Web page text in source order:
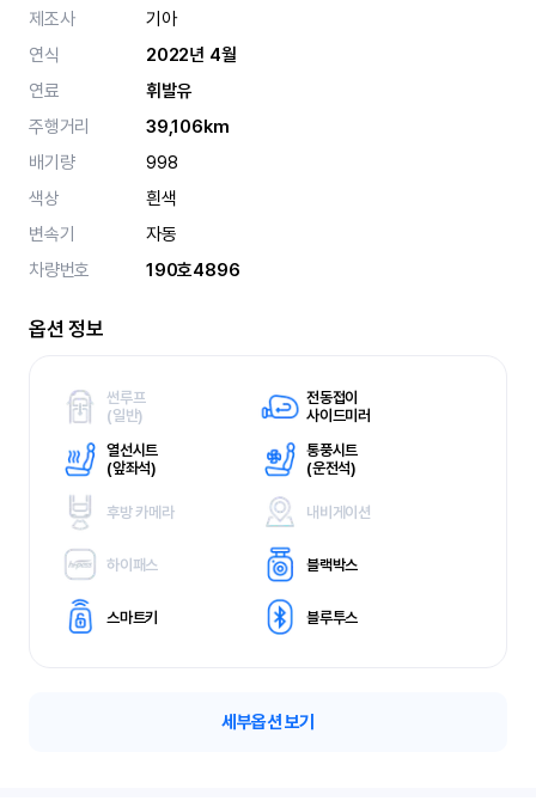
제조사
기아
연식
2022년 4월
연료
휘발유
주행거리
39,106km
배기량
998
색상
흰색
변속기
자동
차량번호
190호4896
옵션 정보
썬루프
(일반)
전동접이
사이드미러
열선시트
(앞좌석)
통풍시트
(운전석)
후방 카메라 내비게이션
하이패스 블랙박스
스마트키 블루투스
세부옵션 보기